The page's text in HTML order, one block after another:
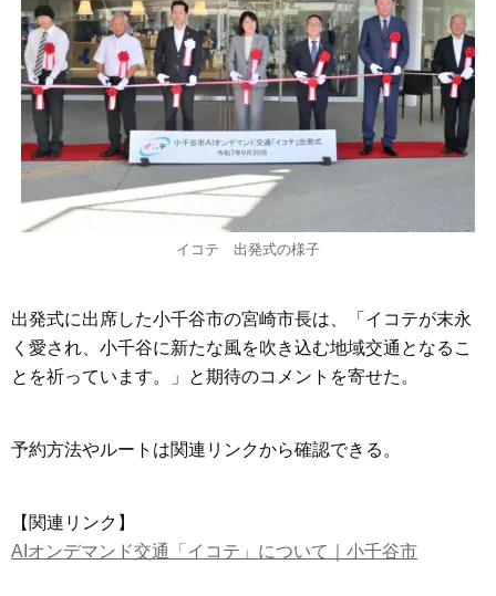
イコテ 出発式の様子
出発式に出席した小千谷市の宮崎市長は、「イコテが末永
く愛され、小千谷に新たな風を吹き込む地域交通となるこ
とを祈っています。」と期待のコメントを寄せた。
予約方法やルートは関連リンクから確認できる。
【関連リンク】
AIオンデマンド交通「イコテ」について｜小千谷市